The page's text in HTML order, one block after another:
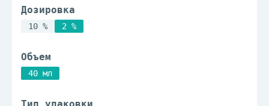
Дозировка
10 % 2 %
Объем
40 мл